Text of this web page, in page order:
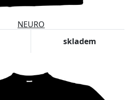
NEURO
skladem